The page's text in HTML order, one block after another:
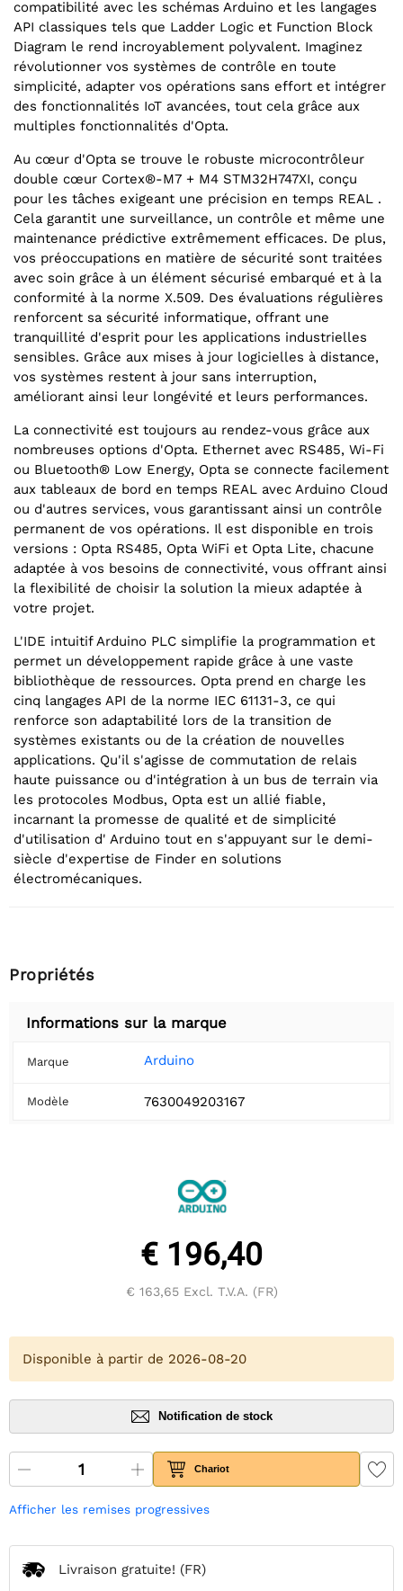
compatibilité avec les schémas Arduino et les langages
API classiques tels que Ladder Logic et Function Block
Diagram le rend incroyablement polyvalent. Imaginez
révolutionner vos systèmes de contrôle en toute
simplicité, adapter vos opérations sans effort et intégrer
des fonctionnalités IoT avancées, tout cela grâce aux
multiples fonctionnalités d'Opta.
Au cœur d'Opta se trouve le robuste microcontrôleur
double cœur Cortex®-M7 + M4 STM32H747XI, conçu
pour les tâches exigeant une précision en temps REAL .
Cela garantit une surveillance, un contrôle et même une
maintenance prédictive extrêmement efficaces. De plus,
vos préoccupations en matière de sécurité sont traitées
avec soin grâce à un élément sécurisé embarqué et à la
conformité à la norme X.509. Des évaluations régulières
renforcent sa sécurité informatique, offrant une
tranquillité d'esprit pour les applications industrielles
sensibles. Grâce aux mises à jour logicielles à distance,
vos systèmes restent à jour sans interruption,
améliorant ainsi leur longévité et leurs performances.
La connectivité est toujours au rendez-vous grâce aux
nombreuses options d'Opta. Ethernet avec RS485, Wi-Fi
ou Bluetooth® Low Energy, Opta se connecte facilement
aux tableaux de bord en temps REAL avec Arduino Cloud
ou d'autres services, vous garantissant ainsi un contrôle
permanent de vos opérations. Il est disponible en trois
versions : Opta RS485, Opta WiFi et Opta Lite, chacune
adaptée à vos besoins de connectivité, vous offrant ainsi
la flexibilité de choisir la solution la mieux adaptée à
votre projet.
L'IDE intuitif Arduino PLC simplifie la programmation et
permet un développement rapide grâce à une vaste
bibliothèque de ressources. Opta prend en charge les
cinq langages API de la norme IEC 61131-3, ce qui
renforce son adaptabilité lors de la transition de
systèmes existants ou de la création de nouvelles
applications. Qu'il s'agisse de commutation de relais
haute puissance ou d'intégration à un bus de terrain via
les protocoles Modbus, Opta est un allié fiable,
incarnant la promesse de qualité et de simplicité
d'utilisation d' Arduino tout en s'appuyant sur le demi-
siècle d'expertise de Finder en solutions
électromécaniques.
Propriétés
Informations sur la marque
Marque Arduino
Modèle 7630049203167
€ 196,40
€ 163,65Excl. T.V.A. (FR)
Disponible à partir de 2026-08-20
Notification de stock
Chariot
Afficher les remises progressives
Livraison gratuite! (FR)